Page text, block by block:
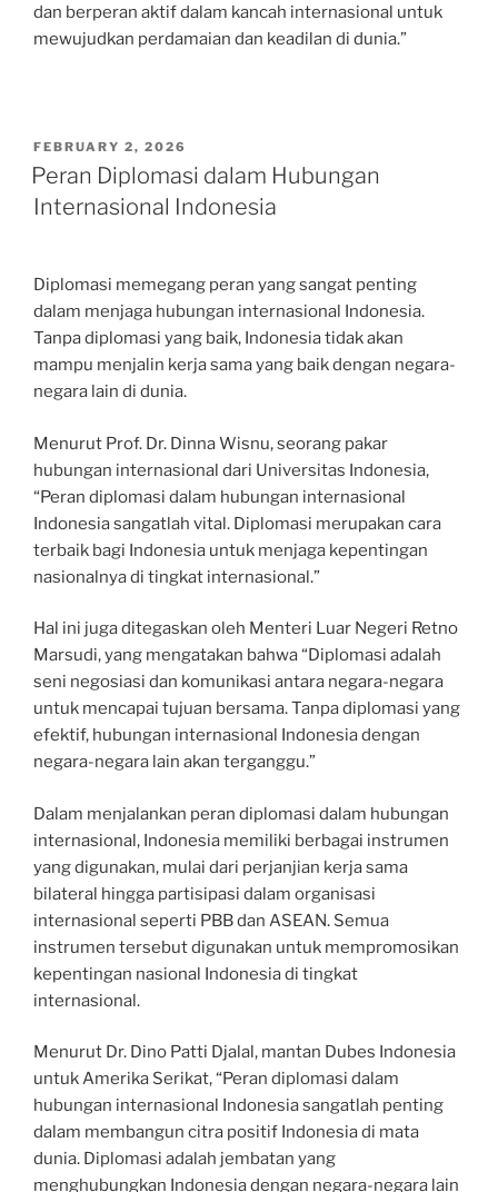
dan berperan aktif dalam kancah internasional untuk
mewujudkan perdamaian dan keadilan di dunia.”
POSTED
ON
FEBRUARY 2, 2026
Peran Diplomasi dalam Hubungan
Internasional Indonesia
Diplomasi memegang peran yang sangat penting
dalam menjaga hubungan internasional Indonesia.
Tanpa diplomasi yang baik, Indonesia tidak akan
mampu menjalin kerja sama yang baik dengan negara-
negara lain di dunia.
Menurut Prof. Dr. Dinna Wisnu, seorang pakar
hubungan internasional dari Universitas Indonesia,
“Peran diplomasi dalam hubungan internasional
Indonesia sangatlah vital. Diplomasi merupakan cara
terbaik bagi Indonesia untuk menjaga kepentingan
nasionalnya di tingkat internasional.”
Hal ini juga ditegaskan oleh Menteri Luar Negeri Retno
Marsudi, yang mengatakan bahwa “Diplomasi adalah
seni negosiasi dan komunikasi antara negara-negara
untuk mencapai tujuan bersama. Tanpa diplomasi yang
efektif, hubungan internasional Indonesia dengan
negara-negara lain akan terganggu.”
Dalam menjalankan peran diplomasi dalam hubungan
internasional, Indonesia memiliki berbagai instrumen
yang digunakan, mulai dari perjanjian kerja sama
bilateral hingga partisipasi dalam organisasi
internasional seperti PBB dan ASEAN. Semua
instrumen tersebut digunakan untuk mempromosikan
kepentingan nasional Indonesia di tingkat
internasional.
Menurut Dr. Dino Patti Djalal, mantan Dubes Indonesia
untuk Amerika Serikat, “Peran diplomasi dalam
hubungan internasional Indonesia sangatlah penting
dalam membangun citra positif Indonesia di mata
dunia. Diplomasi adalah jembatan yang
menghubungkan Indonesia dengan negara-negara lain